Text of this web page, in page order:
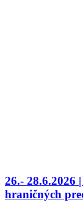
26.- 28.6.2026
hraničných